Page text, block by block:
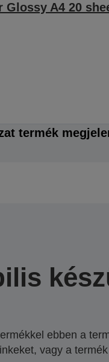
Glossy A4 20
termék
ebben a
vagy a